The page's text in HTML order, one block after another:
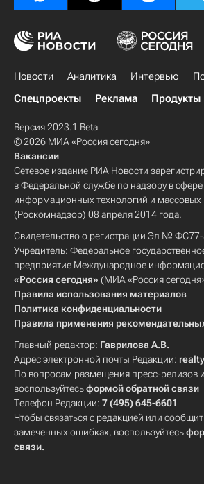
Новости Аналитика Интервью
Спецпроекты
Реклама Продукты
Версия 2023.1 Beta
© 2026 МИА «Россия сегодня»
Вакансии
Сетевое издание РИА Новости
в Федеральной службе по надзору в сфере
информационных технологий и
(Роскомнадзор) 08 апреля 2014 года.
Свидетельство о регистрации Эл №
Учредитель: Федеральное
предприятие Международное
«Россия сегодня» (МИА «Россия
Правила использования материалов
Политика конфиденциальности
Правила применения
Главный редактор: Гаврилова А.В.
Адрес электронной почты Редакции:
По вопросам размещения пресс-релизов
воспользуйтесьформой обратной связи
Телефон Редакции: 7 (495) 645-6601
Чтобы связаться с редакцией или
замеченных ошибках, воспользуйтесь
связи.